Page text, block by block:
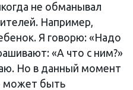
не обманывал
Например,
Я говорю: «Надо
«А что с ним?»
Но в данный момент
может быть